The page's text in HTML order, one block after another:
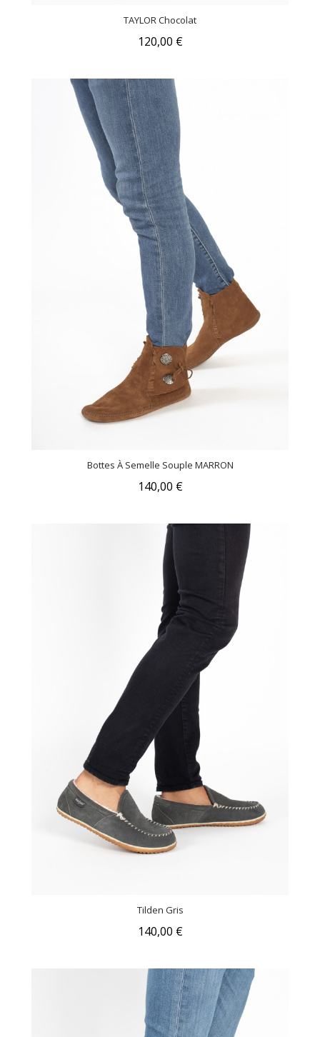
TAYLOR Chocolat
120,00 €
Bottes À Semelle Souple MARRON
140,00 €
Tilden Gris
140,00 €